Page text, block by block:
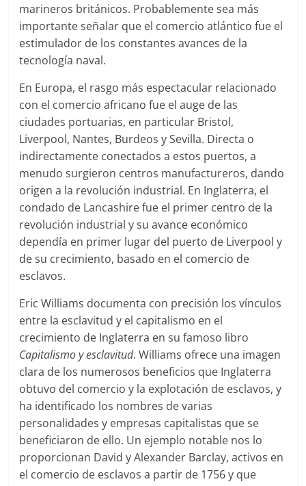
marineros británicos. Probablemente sea más
importante señalar que el comercio atlántico fue el
estimulador de los constantes avances de la
tecnología naval.
En Europa, el rasgo más espectacular relacionado
con el comercio africano fue el auge de las
ciudades portuarias, en particular Bristol,
Liverpool, Nantes, Burdeos y Sevilla. Directa o
indirectamente conectados a estos puertos, a
menudo surgieron centros manufactureros, dando
origen a la revolución industrial. En Inglaterra, el
condado de Lancashire fue el primer centro de la
revolución industrial y su avance económico
dependía en primer lugar del puerto de Liverpool y
de su crecimiento, basado en el comercio de
esclavos.
Eric Williams documenta con precisión los vínculos
entre la esclavitud y el capitalismo en el
crecimiento de Inglaterra en su famoso libro
Capitalismo y esclavitud. Williams ofrece una imagen
clara de los numerosos beneficios que Inglaterra
obtuvo del comercio y la explotación de esclavos, y
ha identificado los nombres de varias
personalidades y empresas capitalistas que se
beneficiaron de ello. Un ejemplo notable nos lo
proporcionan David y Alexander Barclay, activos en
el comercio de esclavos a partir de 1756 y que